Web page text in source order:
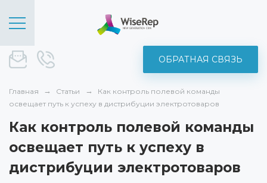
+375 (44) 572-52-19
ОБРАТНАЯ СВЯЗЬ
Главная Статьи
Как контроль полевой команды
освещает путь к успеху в дистрибуции электротоваров
Как контроль полевой команды
освещает путь к успеху в
дистрибуции электротоваров